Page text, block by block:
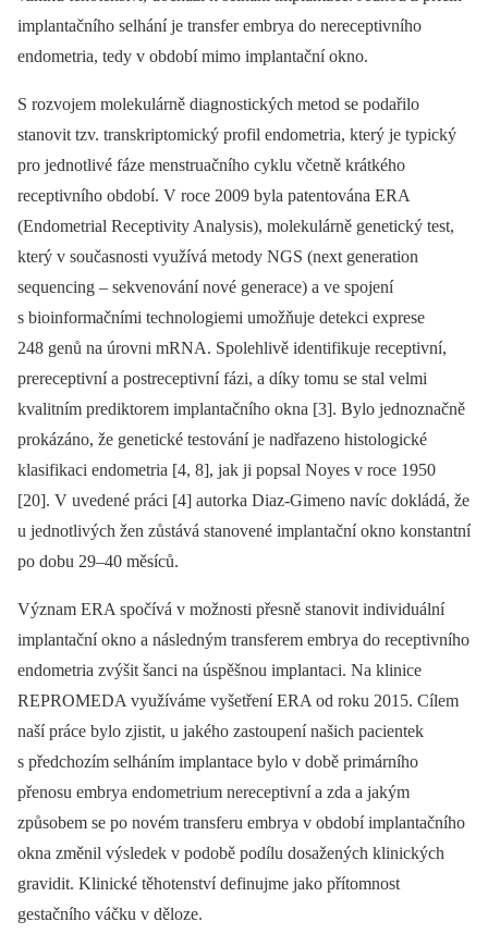
implantačního selhání je transfer embrya do nereceptivního
endometria, tedy v období mimo implantační okno.
S rozvojem molekulárně diagnostických metod se podařilo
stanovit tzv. transkriptomický profil endometria, který je typický
pro jednotlivé fáze menstruačního cyklu včetně krátkého
receptivního období. V roce 2009 byla patentována ERA
(Endometrial Receptivity Analysis), molekulárně genetický test,
který v současnosti využívá metody NGS (next generation
sequencing –⁠ sekvenování nové generace) a ve spojení
s bioinformačními technologiemi umožňuje detekci exprese
248 genů na úrovni mRNA. Spolehlivě identifikuje receptivní,
prereceptivní a postreceptivní fázi, a díky tomu se stal velmi
kvalitním prediktorem implantačního okna [3]. Bylo jednoznačně
prokázáno, že genetické testování je nadřazeno histologické
klasifikaci endometria [4, 8], jak ji popsal Noyes v roce 1950
[20]. V uvedené práci [4] autorka Diaz-Gimeno navíc dokládá, že
u jednotlivých žen zůstává stanovené implantační okno konstantní
po dobu 29–40 měsíců.
Význam ERA spočívá v možnosti přesně stanovit individuální
implantační okno a následným transferem embrya do receptivního
endometria zvýšit šanci na úspěšnou implantaci. Na klinice
REPROMEDA využíváme vyšetření ERA od roku 2015. Cílem
naší práce bylo zjistit, u jakého zastoupení našich pacientek
s předchozím selháním implantace bylo v době primárního
přenosu embrya endometrium nereceptivní a zda a jakým
způsobem se po novém transferu embrya v období implantačního
okna změnil výsledek v podobě podílu dosažených klinických
gravidit. Klinické těhotenství definujme jako přítomnost
gestačního váčku v děloze.